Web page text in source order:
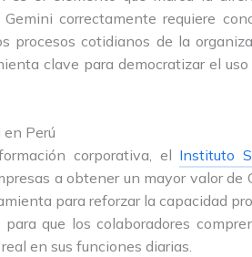
correctamente requiere
procesos cotidianos de la
clave para democratizar el
Perú
corporativa, el Instituto
a obtener un mayor valor de
para reforzar la capacidad
que los colaboradores
en sus funciones diarias.